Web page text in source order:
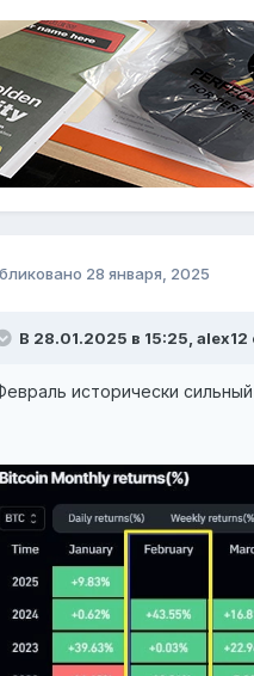
28 января, 2025
В 28.01.2025 в 15:25,alex12
исторически